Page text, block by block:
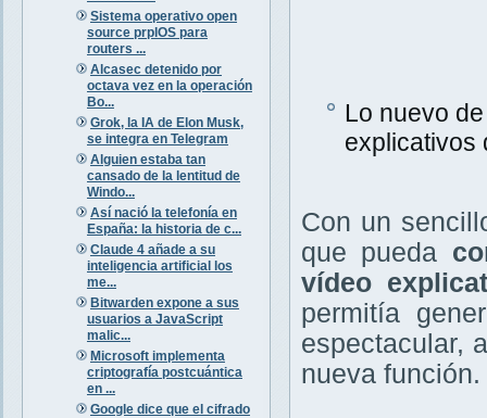
Sistema operativo open
source prplOS para
routers ...
Alcasec detenido por
octava vez en la operación
Bo...
Grok, la IA de Elon Musk,
se integra en Telegram
Alguien estaba tan
cansado de la lentitud de
Windo...
Así nació la telefonía en
España: la historia de c...
Claude 4 añade a su
inteligencia artificial los
me...
Bitwarden expone a sus
usuarios a JavaScript
malic...
Microsoft implementa
criptografía postcuántica
en ...
Google dice que el cifrado
Lo nuevo
explicativos
Con un
que pueda
vídeo
permitía
espectacular,
nueva función.